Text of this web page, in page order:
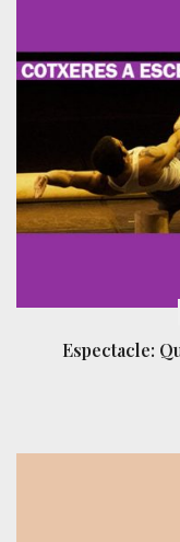
Espectacle: